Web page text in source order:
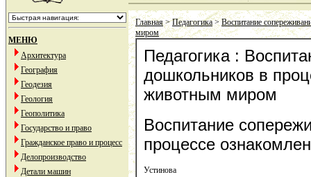
МЕНЮ
Архитектура
География
Геодезия
Геология
Геополитика
Государство и право
Гражданское право и процесс
Делопроизводство
Детали машин
Главная>Педагогика>Воспитание
миром
Педагогика :
дошкольников в
животным миром
Воспитание
процессе
Устинова